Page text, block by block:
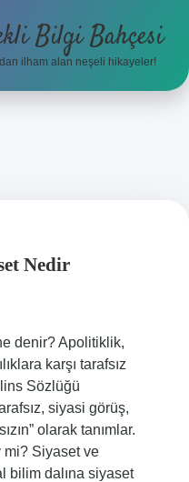
Bilgi Bahçesi
ilham alan neşeli hikayeler!
Nedir
denir? Apolitiklik,
karşı tarafsız
Sözlüğü
siyasi görüş,
olarak tanımlar.
mi? Siyaset ve
bilim dalına siyaset